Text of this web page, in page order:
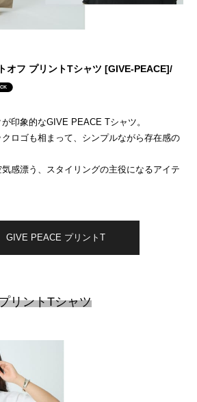
オフ プリントTシャツ [GIVE-PEACE]/
印象的なGIVE PEACE Tシャツ。
ロゴも相まって、シンプルながら存在感の
感漂う、スタイリングの主役になるアイテ
GIVE PEACE プリントT
リントTシャツ